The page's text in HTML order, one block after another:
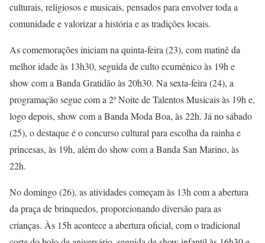
culturais, religiosos e musicais, pensados para envolver toda a
comunidade e valorizar a história e as tradições locais.
As comemorações iniciam na quinta-feira (23), com matinê da
melhor idade às 13h30, seguida de culto ecumênico às 19h e
show com a Banda Gratidão às 20h30. Na sexta-feira (24), a
programação segue com a 2ª Noite de Talentos Musicais às 19h e,
logo depois, show com a Banda Moda Boa, às 22h. Já no sábado
(25), o destaque é o concurso cultural para escolha da rainha e
princesas, às 19h, além do show com a Banda San Marino, às
22h.
No domingo (26), as atividades começam às 13h com a abertura
da praça de brinquedos, proporcionando diversão para as
crianças. Às 15h acontece a abertura oficial, com o tradicional